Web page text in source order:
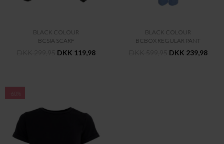
BLACK COLOUR
BCSIA SCARF
DKK 299,95 DKK 119,98
BLACK COLOUR
BCBOX REGULAR PANT
DKK 599,95 DKK 239,98
-60%